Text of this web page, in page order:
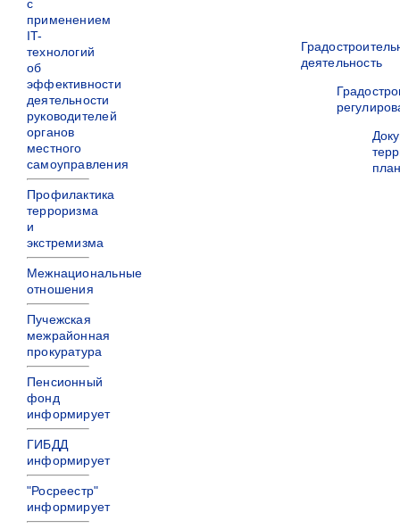
с
применением
IT-
технологий
об
эффективности
деятельности
руководителей
органов
местного
самоуправления
Профилактика
терроризма
и
экстремизма
Межнациональные
отношения
Пучежская
межрайонная
прокуратура
Пенсионный
фонд
информирует
ГИБДД
информирует
"Росреестр"
информирует
деятельность